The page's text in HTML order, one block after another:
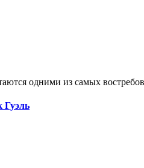
одними из самых
Гуэль